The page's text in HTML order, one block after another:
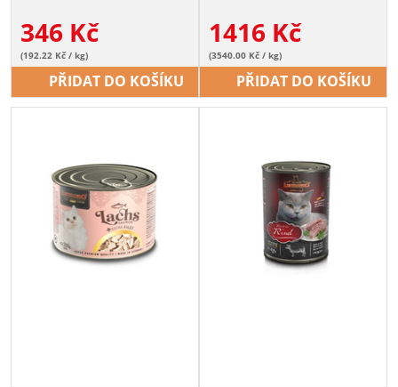
346 Kč
(192.22 Kč / kg)
PŘIDAT DO KOŠÍKU
1416 Kč
(3540.00 Kč / kg)
PŘIDAT DO KOŠÍKU